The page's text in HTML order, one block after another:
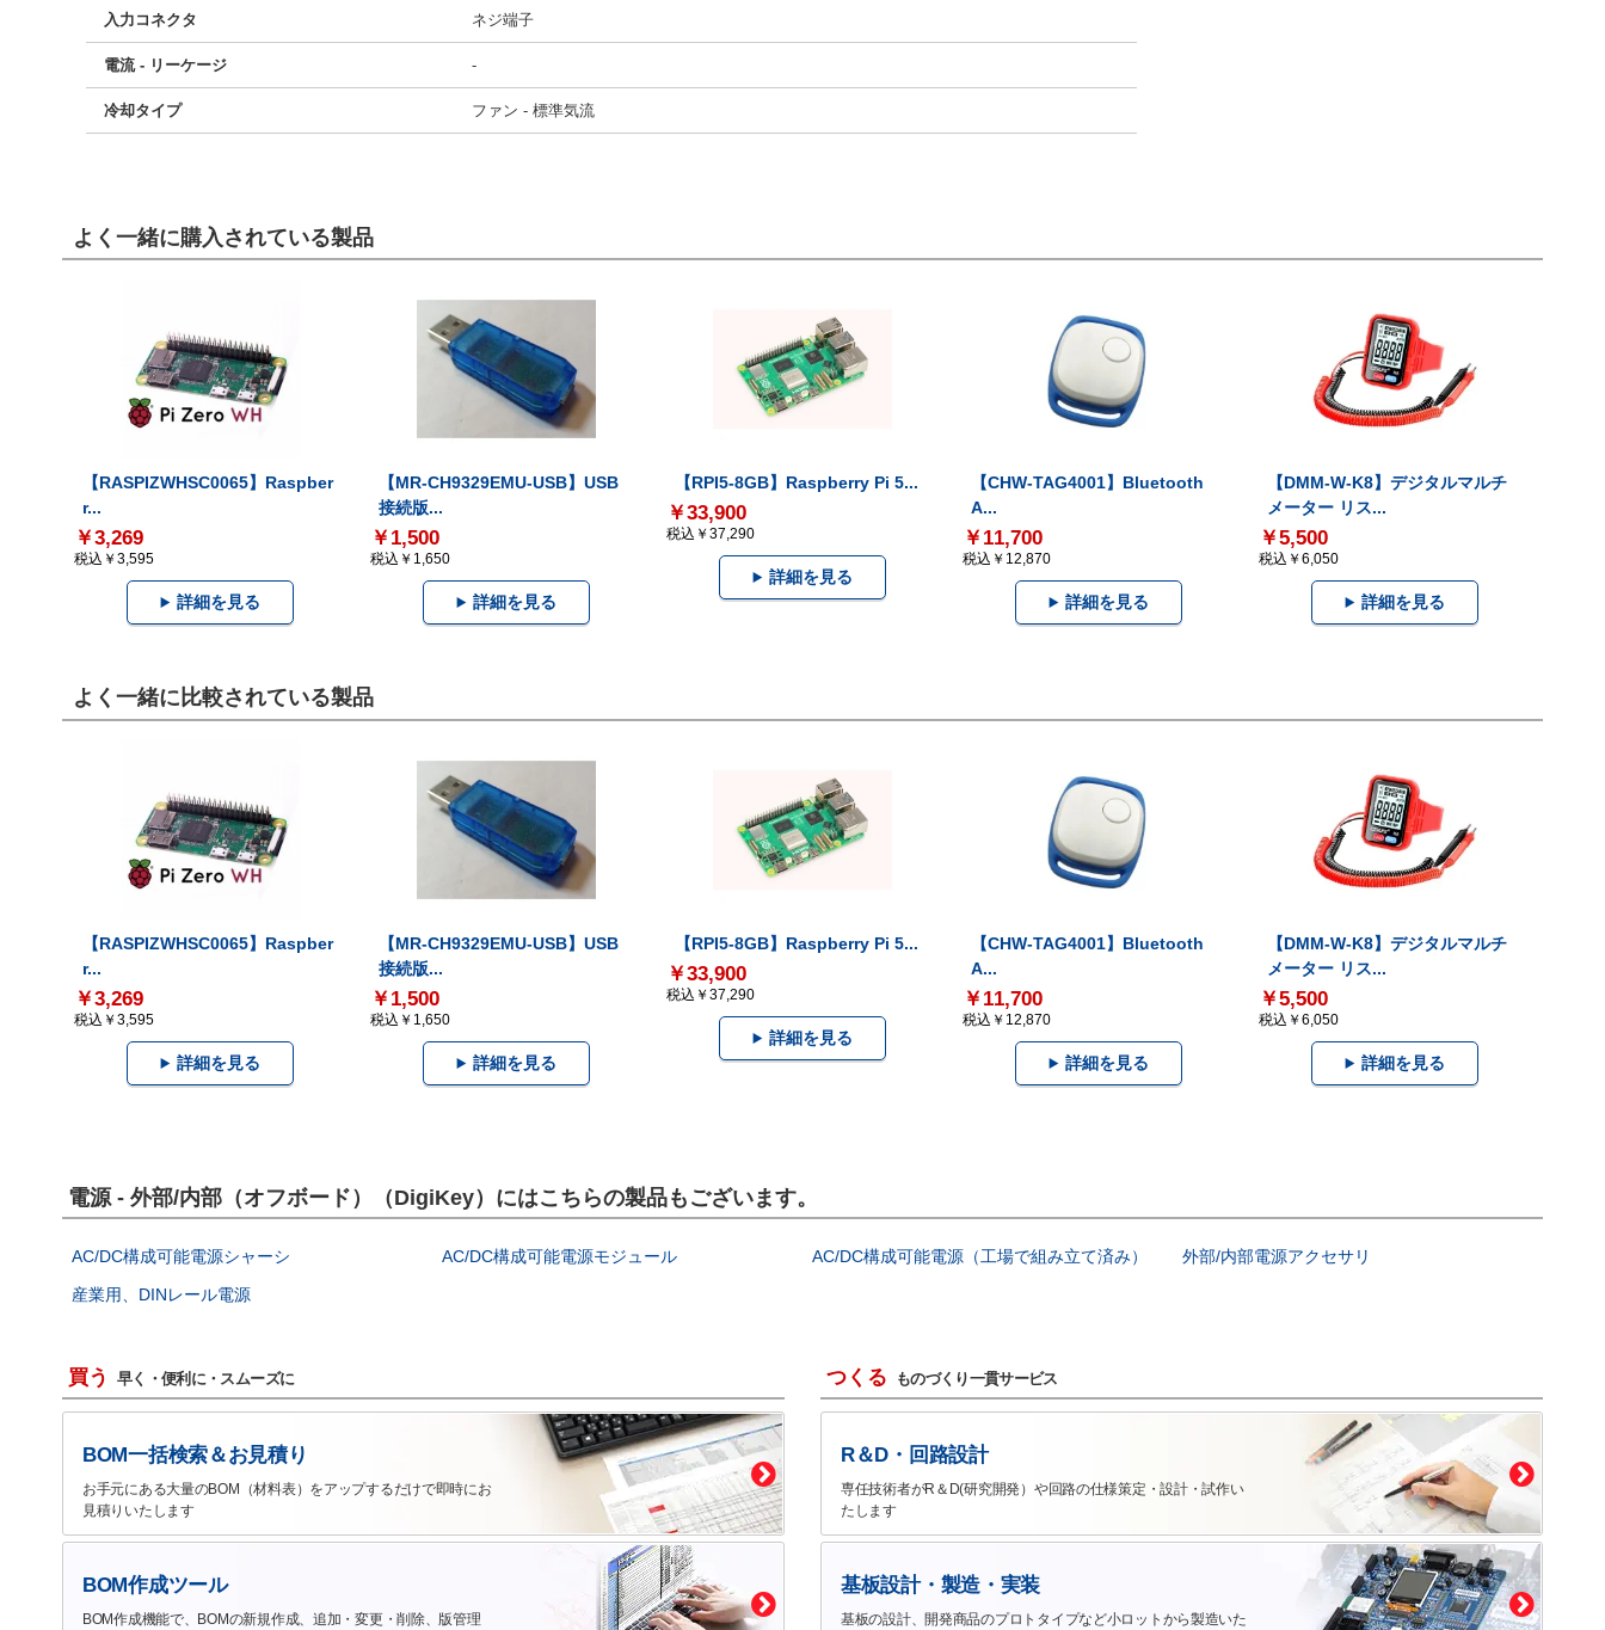
入力コネクタ ネジ端子
電流 - リーケージ -
冷却タイプ ファン - 標準気流
よく一緒に購入されている製品
【RASPIZWHSC0065】Raspber
r...
￥3,269
税込￥3,595
詳細を見る
【MR-CH9329EMU-USB】USB
接続版...
￥1,500
税込￥1,650
詳細を見る
【RPI5-8GB】Raspberry Pi 5...
￥33,900
税込￥37,290
詳細を見る
【CHW-TAG4001】Bluetooth
A...
￥11,700
税込￥12,870
詳細を見る
【DMM-W-K8】デジタルマルチ
メーター リス...
￥5,500
税込￥6,050
詳細を見る
よく一緒に比較されている製品
【RASPIZWHSC0065】Raspber
r...
￥3,269
税込￥3,595
詳細を見る
【MR-CH9329EMU-USB】USB
接続版...
￥1,500
税込￥1,650
詳細を見る
【RPI5-8GB】Raspberry Pi 5...
￥33,900
税込￥37,290
詳細を見る
【CHW-TAG4001】Bluetooth
A...
￥11,700
税込￥12,870
詳細を見る
【DMM-W-K8】デジタルマルチ
メーター リス...
￥5,500
税込￥6,050
詳細を見る
電源 - 外部/内部（オフボード）（DigiKey）にはこちらの製品もございます。
AC/DC構成可能電源シャーシ AC/DC構成可能電源モジュール AC/DC構成可能電源（工場で組み立て済み）
外部/内部電源アクセサリ
産業用、DINレール電源
買う 早く・便利に・スムーズに
BOM一括検索＆お見積り
お手元にある大量のBOM（材料表）をアップするだけで即時にお
見積りいたします
BOM作成ツール
BOM作成機能で、BOMの新規作成、追加・変更・削除、版管理
つくる ものづくり一貫サービス
R＆D・回路設計
専任技術者がR＆D(研究開発）や回路の仕様策定・設計・試作い
たします
基板設計・製造・実装
基板の設計、開発商品のプロトタイプなど小ロットから製造いた